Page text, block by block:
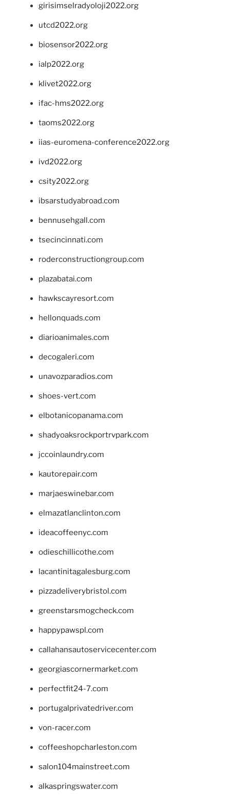
girisimselradyoloji2022.org
utcd2022.org
biosensor2022.org
ialp2022.org
klivet2022.org
ifac-hms2022.org
taoms2022.org
iias-euromena-conference2022.org
ivd2022.org
csity2022.org
ibsarstudyabroad.com
bennusehgall.com
tsecincinnati.com
roderconstructiongroup.com
plazabatai.com
hawkscayresort.com
hellonquads.com
diarioanimales.com
decogaleri.com
unavozparadios.com
shoes-vert.com
elbotanicopanama.com
shadyoaksrockportrvpark.com
jccoinlaundry.com
kautorepair.com
marjaeswinebar.com
elmazatlanclinton.com
ideacoffeenyc.com
odieschillicothe.com
lacantinitagalesburg.com
pizzadeliverybristol.com
greenstarsmogcheck.com
happypawspl.com
callahansautoservicecenter.com
georgiascornermarket.com
perfectfit24-7.com
portugalprivatedriver.com
von-racer.com
coffeeshopcharleston.com
salon104mainstreet.com
alkaspringswater.com